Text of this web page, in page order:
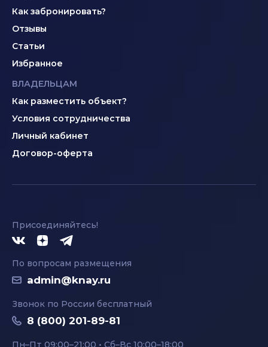
Как забронировать?
Отзывы
Статьи
Избранное
ВЛАДЕЛЬЦАМ
Как разместить объект?
Условия сотрудничества
Личный кабинет
Договор-оферта
Присоединяйтесь!
По вопросам размещения
admin@knay.ru
Звонок по России бесплатный
8 (800) 201-89-81
Пн–Пт 09:00–21:00 • Сб–Вс 10:00–18:00